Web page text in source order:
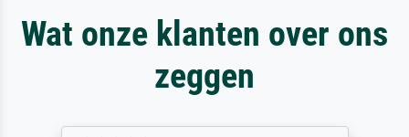
Wat onze klanten over ons
zeggen